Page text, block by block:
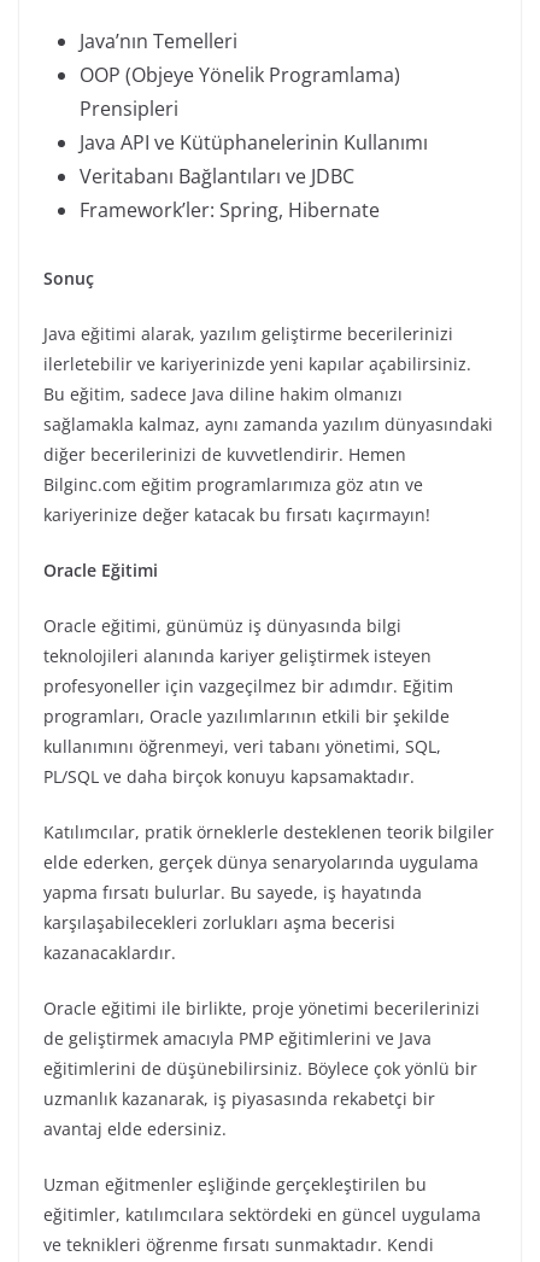
Java’nın Temelleri
OOP (Objeye Yönelik Programlama)
Prensipleri
Java API ve Kütüphanelerinin Kullanımı
Veritabanı Bağlantıları ve JDBC
Framework’ler: Spring, Hibernate
Sonuç
Java eğitimi alarak, yazılım geliştirme becerilerinizi
ilerletebilir ve kariyerinizde yeni kapılar açabilirsiniz.
Bu eğitim, sadece Java diline hakim olmanızı
sağlamakla kalmaz, aynı zamanda yazılım dünyasındaki
diğer becerilerinizi de kuvvetlendirir. Hemen
Bilginc.com eğitim programlarımıza göz atın ve
kariyerinize değer katacak bu fırsatı kaçırmayın!
Oracle Eğitimi
Oracle eğitimi, günümüz iş dünyasında bilgi
teknolojileri alanında kariyer geliştirmek isteyen
profesyoneller için vazgeçilmez bir adımdır. Eğitim
programları, Oracle yazılımlarının etkili bir şekilde
kullanımını öğrenmeyi, veri tabanı yönetimi, SQL,
PL/SQL ve daha birçok konuyu kapsamaktadır.
Katılımcılar, pratik örneklerle desteklenen teorik bilgiler
elde ederken, gerçek dünya senaryolarında uygulama
yapma fırsatı bulurlar. Bu sayede, iş hayatında
karşılaşabilecekleri zorlukları aşma becerisi
kazanacaklardır.
Oracle eğitimi ile birlikte, proje yönetimi becerilerinizi
de geliştirmek amacıyla PMP eğitimlerini ve Java
eğitimlerini de düşünebilirsiniz. Böylece çok yönlü bir
uzmanlık kazanarak, iş piyasasında rekabetçi bir
avantaj elde edersiniz.
Uzman eğitmenler eşliğinde gerçekleştirilen bu
eğitimler, katılımcılara sektördeki en güncel uygulama
ve teknikleri öğrenme fırsatı sunmaktadır. Kendi